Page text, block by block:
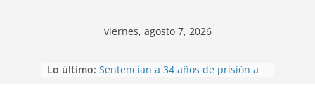
viernes, agosto 7, 2026
Lo último: desaparecidos fueron encontrados